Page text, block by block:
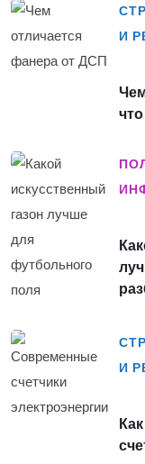
И
И